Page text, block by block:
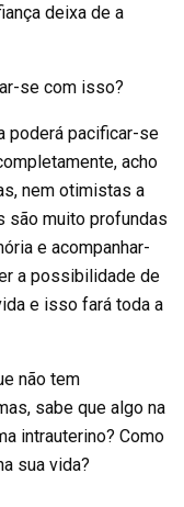
deixa de a
se com isso?
poderá pacificar-se
acho
nem otimistas a
são muito profundas
e acompanhar-
a possibilidade de
e isso fará toda a
não tem
sabe que algo na
intrauterino? Como
sua vida?